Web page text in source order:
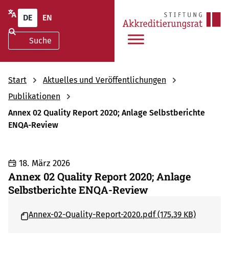
DE EN
Start
Aktuelles und Veröffentlichungen
Publikationen
Annex 02 Quality Report 2020; Anlage Selbstberichte
ENQA-Review
18. März 2026
Annex 02 Quality Report 2020; Anlage
Selbstberichte ENQA-Review
Annex-02-Quality-Report-2020.pdf (175,39 KB)